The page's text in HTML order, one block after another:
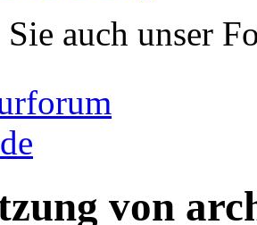
Sie auch unser
von